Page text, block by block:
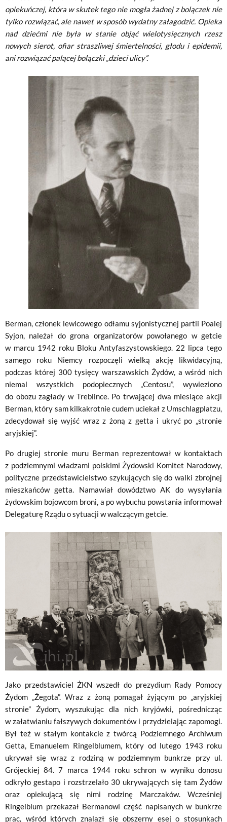
opiekuńczej, która w skutek tego nie mogła żadnej z bolączek nie
tylko rozwiązać, ale nawet w sposób wydatny załagodzić. Opieka
nad dziećmi nie była w stanie objąć wielotysięcznych rzesz
nowych sierot, ofiar straszliwej śmiertelności, głodu i epidemii,
ani rozwiązać palącej bolączki „dzieci ulicy”.
Berman, członek lewicowego odłamu syjonistycznej partii Poalej
Syjon, należał do grona organizatorów powołanego w getcie
w marcu 1942 roku Bloku Antyfaszystowskiego. 22 lipca tego
samego roku Niemcy rozpoczęli wielką akcję likwidacyjną,
podczas której 300 tysięcy warszawskich Żydów, a wśród nich
niemal wszystkich podopiecznych „Centosu”, wywieziono
do obozu zagłady w Treblince. Po trwającej dwa miesiące akcji
Berman, który sam kilkakrotnie cudem uciekał z Umschlagplatzu,
zdecydował się wyjść wraz z żoną z getta i ukryć po „stronie
aryjskiej”.
Po drugiej stronie muru Berman reprezentował w kontaktach
z podziemnymi władzami polskimi Żydowski Komitet Narodowy,
polityczne przedstawicielstwo szykujących się do walki zbrojnej
mieszkańców getta. Namawiał dowództwo AK do wysyłania
żydowskim bojowcom broni, a po wybuchu powstania informował
Delegaturę Rządu o sytuacji w walczącym getcie.
Jako przedstawiciel ŻKN wszedł do prezydium Rady Pomocy
Żydom „Żegota”. Wraz z żoną pomagał żyjącym po „aryjskiej
stronie” Żydom, wyszukując dla nich kryjówki, pośrednicząc
w załatwianiu fałszywych dokumentów i przydzielając zapomogi.
Był też w stałym kontakcie z twórcą Podziemnego Archiwum
Getta, Emanuelem Ringelblumem, który od lutego 1943 roku
ukrywał się wraz z rodziną w podziemnym bunkrze przy ul.
Grójeckiej 84. 7 marca 1944 roku schron w wyniku donosu
odkryło gestapo i rozstrzelało 30 ukrywających się tam Żydów
oraz opiekującą się nimi rodzinę Marczaków. Wcześniej
Ringelblum przekazał Bermanowi część napisanych w bunkrze
prac, wśród których znalazł się obszerny esej o stosunkach